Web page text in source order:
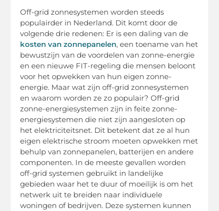
Off-grid zonnesystemen worden steeds
populairder in Nederland. Dit komt door de
volgende drie redenen: Er is een daling van de
kosten van zonnepanelen, een toename van het
bewustzijn van de voordelen van zonne-energie
en een nieuwe FIT-regeling die mensen beloont
voor het opwekken van hun eigen zonne-
energie. Maar wat zijn off-grid zonnesystemen
en waarom worden ze zo populair? Off-grid
zonne-energiesystemen zijn in feite zonne-
energiesystemen die niet zijn aangesloten op
het elektriciteitsnet. Dit betekent dat ze al hun
eigen elektrische stroom moeten opwekken met
behulp van zonnepanelen, batterijen en andere
componenten. In de meeste gevallen worden
off-grid systemen gebruikt in landelijke
gebieden waar het te duur of moeilijk is om het
netwerk uit te breiden naar individuele
woningen of bedrijven. Deze systemen kunnen